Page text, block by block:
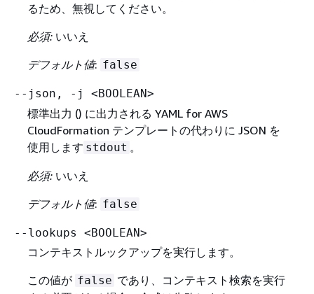
るため、無視してください。
必須:いいえ
デフォルト値: false
--json, -j <BOOLEAN>
標準出力 () に出力される YAML for AWS
CloudFormation テンプレートの代わりに JSON を
使用します stdout 。
必須:いいえ
デフォルト値: false
--lookups <BOOLEAN>
コンテキストルックアップを実行します。
この値が false であり、コンテキスト検索を実行